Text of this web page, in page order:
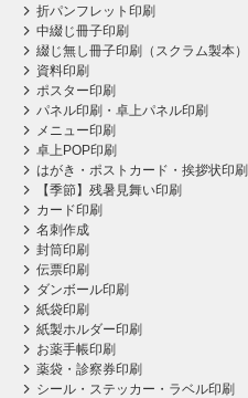
折パンフレット印刷
中綴じ冊子印刷
綴じ無し冊子印刷（スクラム製本）
資料印刷
ポスター印刷
パネル印刷・卓上パネル印刷
メニュー印刷
卓上POP印刷
はがき・ポストカード・挨拶状印刷
【季節】残暑見舞い印刷
カード印刷
名刺作成
封筒印刷
伝票印刷
ダンボール印刷
紙袋印刷
紙製ホルダー印刷
お薬手帳印刷
薬袋・診察券印刷
シール・ステッカー・ラベル印刷